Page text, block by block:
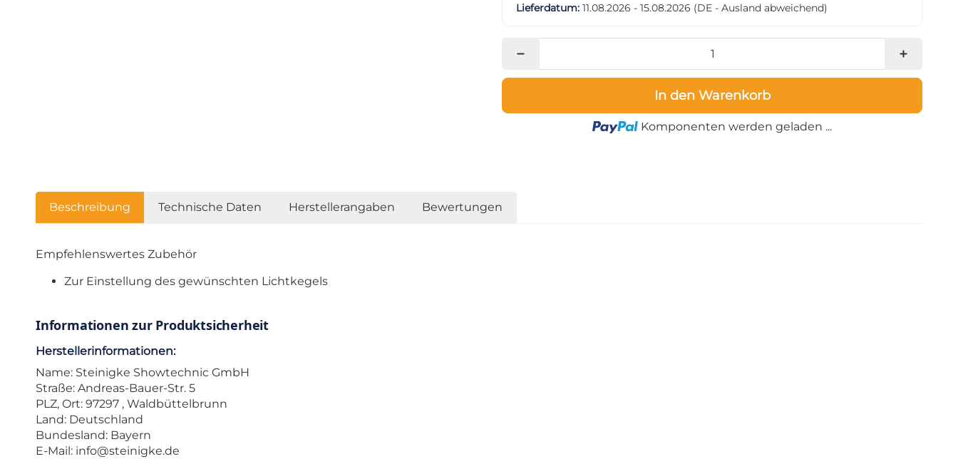
Lieferdatum: 11.08.2026 - 15.08.2026 (DE - Ausland abweichend)
In den Warenkorb
Loading...
Komponenten werden geladen ...
Beschreibung Technische Daten Herstellerangaben Bewertungen
Empfehlenswertes Zubehör
Zur Einstellung des gewünschten Lichtkegels
Informationen zur Produktsicherheit
Herstellerinformationen:
Name: Steinigke Showtechnic GmbH
Straße: Andreas-Bauer-Str. 5
PLZ, Ort: 97297 , Waldbüttelbrunn
Land: Deutschland
Bundesland: Bayern
E-Mail: info@steinigke.de